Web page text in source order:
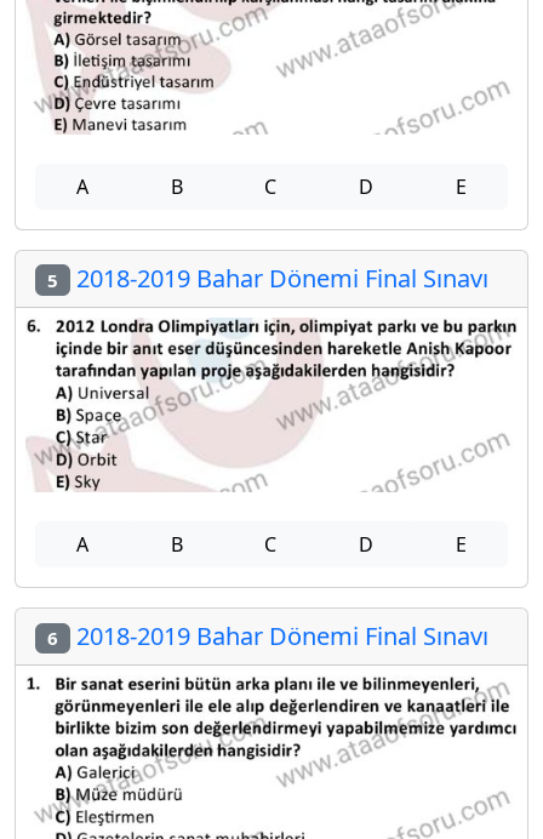
A B C D E
5 2018-2019 Bahar Dönemi Final Sınavı
A B C D E
6 2018-2019 Bahar Dönemi Final Sınavı